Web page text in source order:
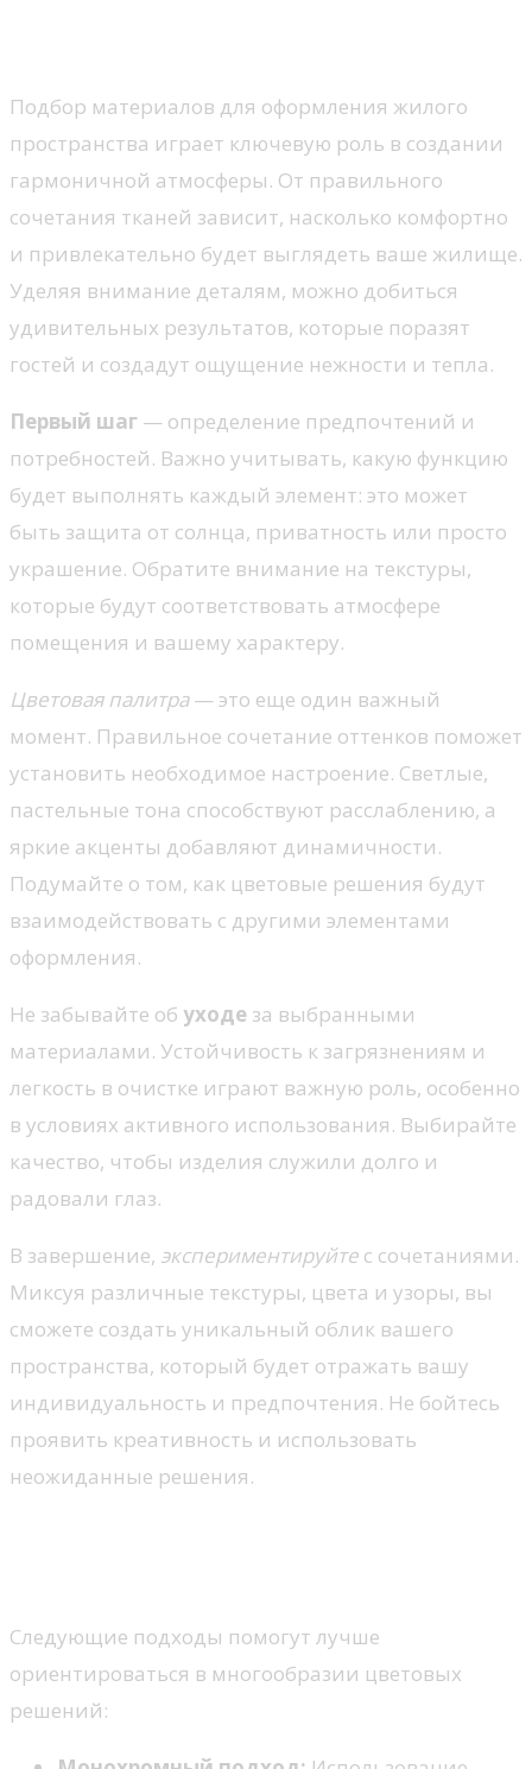
Подбор материалов для оформления жилого
пространства играет ключевую роль в создании
гармоничной атмосферы. От правильного
сочетания тканей зависит, насколько комфортно
и привлекательно будет выглядеть ваше жилище.
Уделяя внимание деталям, можно добиться
удивительных результатов, которые поразят
гостей и создадут ощущение нежности и тепла.
Первый шаг — определение предпочтений и
потребностей. Важно учитывать, какую функцию
будет выполнять каждый элемент: это может
быть защита от солнца, приватность или просто
украшение. Обратите внимание на текстуры,
которые будут соответствовать атмосфере
помещения и вашему характеру.
Цветовая палитра— это еще один важный
момент. Правильное сочетание оттенков поможет
установить необходимое настроение. Светлые,
пастельные тона способствуют расслаблению, а
яркие акценты добавляют динамичности.
Подумайте о том, как цветовые решения будут
взаимодействовать с другими элементами
оформления.
Не забывайте об уходе за выбранными
материалами. Устойчивость к загрязнениям и
легкость в очистке играют важную роль, особенно
в условиях активного использования. Выбирайте
качество, чтобы изделия служили долго и
радовали глаз.
В завершение, экспериментируйте с сочетаниями.
Миксуя различные текстуры, цвета и узоры, вы
сможете создать уникальный облик вашего
пространства, который будет отражать вашу
индивидуальность и предпочтения. Не бойтесь
проявить креативность и использовать
неожиданные решения.
Следующие подходы помогут лучше
ориентироваться в многообразии цветовых
решений: